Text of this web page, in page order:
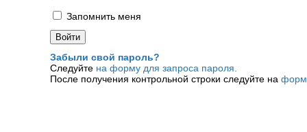
Запомнить меня
Забыли свой пароль?
Следуйте на форму для запроса пароля.
После получения контрольной строки следуйте на